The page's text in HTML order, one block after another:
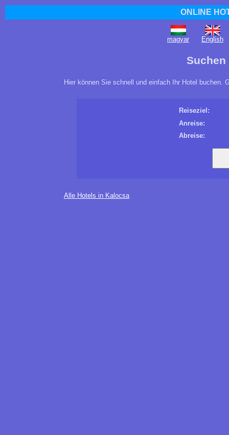
ONLINE
magyar English
Hier können Sie schnell und einfach Ihr Hotel buchen.
Reiseziel:
Anreise:
Abreise:
Alle Hotels in Kalocsa